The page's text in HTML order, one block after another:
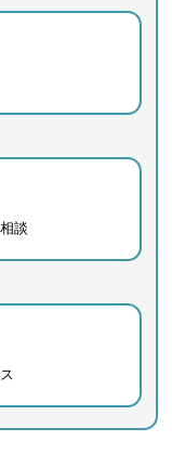
談